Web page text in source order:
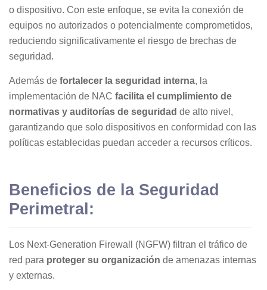
o dispositivo. Con este enfoque, se evita la conexión de
equipos no autorizados o potencialmente comprometidos,
reduciendo significativamente el riesgo de brechas de
seguridad.
Además de fortalecer la seguridad interna, la
implementación de NAC facilita el cumplimiento de
normativas y auditorías de seguridad de alto nivel,
garantizando que solo dispositivos en conformidad con las
políticas establecidas puedan acceder a recursos críticos.
Beneficios de la Seguridad
Perimetral:
Los Next-Generation Firewall (NGFW) filtran el tráfico de
red para proteger su organización de amenazas internas
y externas.